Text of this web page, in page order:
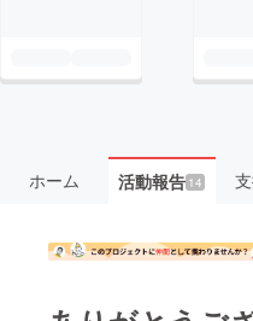
ホーム 活動報告14